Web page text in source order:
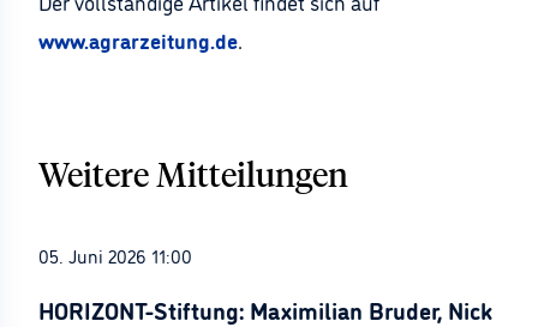
www.agrarzeitung.de.
Weitere Mitteilungen
05. Juni 2026 11:00
HORIZONT-Stiftung: Maximilian Bruder, Nick